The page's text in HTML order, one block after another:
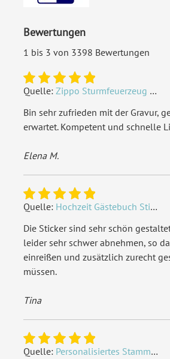
Bewertungen
1 bis 3 von 3398 Bewertungen
Quelle: Zippo Sturmfeuerzeug Chrom - Verzierte Initialen
Bin sehr zufrieden mit der Gravur,
erwartet. Kompetent und schnelle
Elena M.
Quelle: Hochzeit Gästebuch Sticker 40 Fragen - Weiß
Die Sticker sind sehr schön
leider sehr schwer abnehmen, so
einreißen und zusätzlich zurecht
müssen.
Tina
Quelle: Personalisiertes Stammbuch - Eigene Gravurdatei hochladen